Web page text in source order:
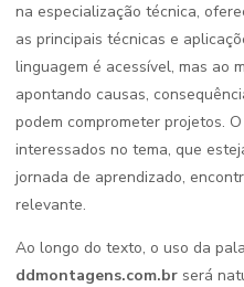
na especialização técnica,
as principais técnicas e
linguagem é acessível, mas ao
apontando causas,
podem comprometer projetos.
interessados no tema, que
jornada de aprendizado,
relevante.
Ao longo do texto, o uso da
ddmontagens.com.br será